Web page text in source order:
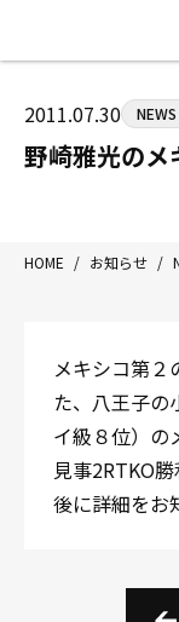
〒192-0072
営業時間：月
HOME
ジムにつ
トレーニ
入会案内
2011.07.30 NEWS
野崎雅光のメ
HOME / お知らせ /
メキシコ第２
た、八王子の
イ級８位）の
見事2RTKO
後に詳細をお